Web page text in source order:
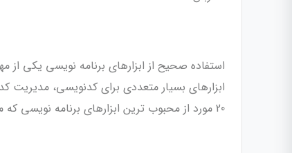
استفاده صحیح از ابزارهای برنامه نویسی یکی
ابزارهای بسیار متعددی برای کدنویسی، مدیریت
20 مورد از محبوب ترین ابزارهای برنامه نویسی که می تواند برای شما مفید باشد را معرفی کنیم.